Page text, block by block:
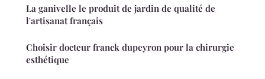
La ganivelle le produit de jardin de qualité de
l'artisanat français
Choisir docteur franck dupeyron pour la chirurgie
esthétique